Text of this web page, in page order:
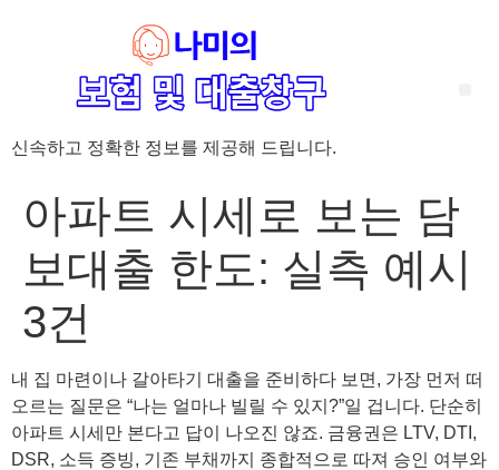
신속하고 정확한 정보를 제공해 드립니다.
아파트 시세로 보는 담
보대출 한도: 실측 예시
3건
내 집 마련이나 갈아타기 대출을 준비하다 보면, 가장 먼저 떠
오르는 질문은 “나는 얼마나 빌릴 수 있지?”일 겁니다. 단순히
아파트 시세만 본다고 답이 나오진 않죠. 금융권은 LTV, DTI,
DSR, 소득 증빙, 기존 부채까지 종합적으로 따져 승인 여부와